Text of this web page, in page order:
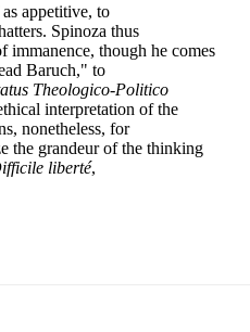
appetitive, to
Spinoza thus
immanence, though he comes
Baruch," to
Theologico-Politico
interpretation of the
nonetheless, for
the grandeur of the thinking
liberté,